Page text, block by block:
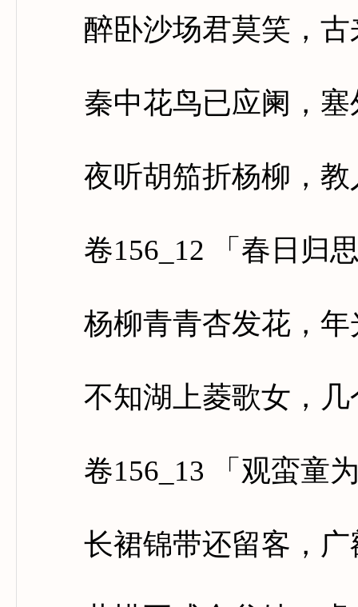
醉卧沙场君莫笑，古
秦中花鸟已应阑，塞
夜听胡笳折杨柳，教
卷156_12 「春日归
杨柳青青杏发花，年
不知湖上菱歌女，几
卷156_13 「观蛮童为
长裙锦带还留客，广